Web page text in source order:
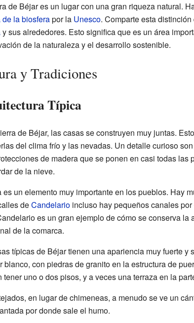
de Béjar es un lugar con una gran riqueza natural.
de la biosferapor la Unesco. Comparte esta distinción
y sus alrededores. Esto significa que es un área
de la naturaleza y el desarrollo sostenible.
y Tradiciones
Típica
de Béjar, las casas se construyen muy juntas.
del clima frío y las nevadas. Un detalle curioso
de madera que se ponen en casi todas las
de la nieve.
es un elemento muy importante en los pueblos. Hay
deCandelarioincluso hay pequeños canales por
es un gran ejemplo de cómo se conserva la
de la comarca.
típicas de Béjar tienen una apariencia muy fuerte y
blanco, con piedras de granito en la estructura de
tener uno o dos pisos, y a veces una terraza en la
en lugar de chimeneas, a menudo se ve un
por donde sale el humo.